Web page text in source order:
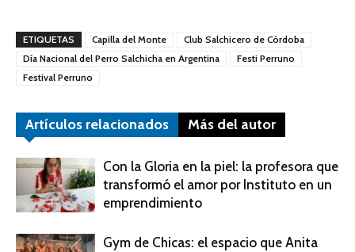
ETIQUETAS Capilla del Monte
Club Salchicero de Córdoba
Día Nacional del Perro Salchicha en Argentina
Festi Perruno
Festival Perruno
Artículos relacionados Más del autor
Con la Gloria en la piel: la profesora que
transformó el amor por Instituto en un
emprendimiento
Gym de Chicas: el espacio que Anita